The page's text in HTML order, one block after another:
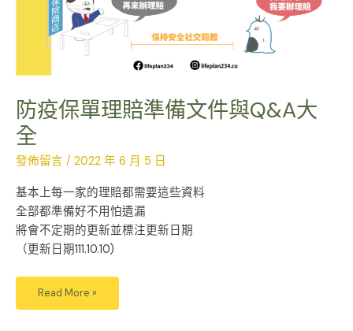
防疫保單理賠準備文件與Q&A大
全
發佈留言 / 2022 年 6 月 5 日
基本上每一家的理賠都需要這些資料
全部都準備好不用怕遺漏
將會不定期的更新並標注更新日期
（更新日期111.10.10)
Q&A
Read More »